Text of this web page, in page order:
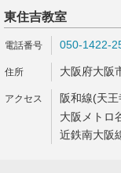
東住吉教室
050-1422-
大阪府大阪
阪和線(天
大阪メトロ
近鉄南大阪